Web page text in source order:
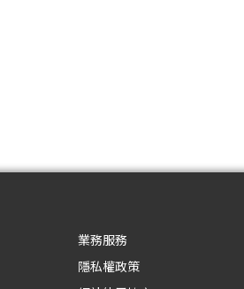
業務服務
隱私權政策